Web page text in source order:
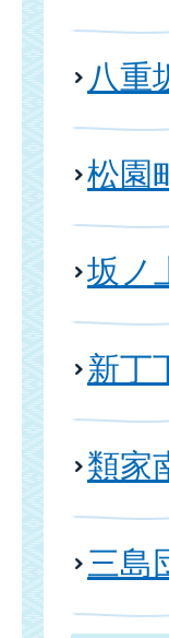
八重
松園
坂ノ
新丁
類家
三島